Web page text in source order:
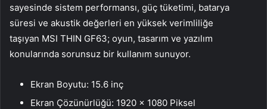
sayesinde sistem performansı, güç tüketimi, batarya
süresi ve akustik değerleri en yüksek verimliliğe
taşıyan MSI THIN GF63; oyun, tasarım ve yazılım
konularında sorunsuz bir kullanım sunuyor.
Ekran Boyutu: 15.6 inç
Ekran Çözünürlüğü: 1920 x 1080 Piksel